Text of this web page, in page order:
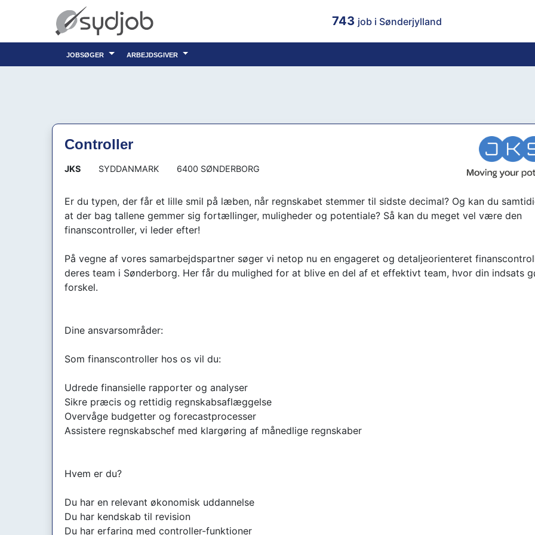
743 job i Sønderjylland
jobsøger arbejdsgiver
Controller
JKS SYDDANMARK 6400 SØNDERBORG
Er du typen, der får et lille smil på læben, når regnskabet stemmer til sidste decimal? Og kan du
at der bag tallene gemmer sig fortællinger, muligheder og potentiale? Så kan du meget vel være den
finanscontroller, vi leder efter!
På vegne af vores samarbejdspartner søger vi netop nu en engageret og detaljeorienteret
deres team i Sønderborg. Her får du mulighed for at blive en del af et effektivt team, hvor din indsats
forskel.
Dine ansvarsområder:
Som finanscontroller hos os vil du:
Udrede finansielle rapporter og analyser
Sikre præcis og rettidig regnskabsaflæggelse
Overvåge budgetter og forecastprocesser
Assistere regnskabschef med klargøring af månedlige regnskaber
Hvem er du?
Du har en relevant økonomisk uddannelse
Du har kendskab til revision
Du har erfaring med controller-funktioner